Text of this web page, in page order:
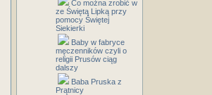
Co można zrobić w
ze Świętą Lipką przy
pomocy Świętej
Siekierki
Baby w fabryce
męczenników czyli o
religii Prusów ciąg
dalszy
Baba Pruska z
Prątnicy